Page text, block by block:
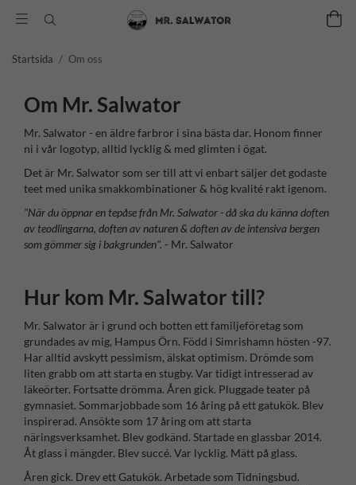
Startsida / Om oss
Om Mr. Salwator
Mr. Salwator - en äldre farbror i sina bästa dar. Honom finner
ni i vår logotyp, alltid lycklig & med glimten i ögat.
Det är Mr. Salwator som ser till att vi enbart säljer det godaste
teet med unika smakkombinationer & hög kvalité rakt igenom.
"När du öppnar en tepåse från Mr. Salwator - då ska du känna doften
av teodlingarna, doften av naturen & doften av de intensiva bergen
som gömmer sig i bakgrunden". - Mr. Salwator
Hur kom Mr. Salwator till?
Mr. Salwator är i grund och botten ett familjeföretag som
grundades av mig, Hampus Örn. Född i Simrishamn hösten -97.
Har alltid avskytt pessimism, älskat optimism. Drömde som
liten grabb om att starta en stugby. Var tidigt intresserad av
läkeörter. Fortsatte drömma. Åren gick. Pluggade teater på
gymnasiet. Sommarjobbade som 16 åring på ett gatukök. Blev
inspirerad. Ansökte som 17 åring om att starta
näringsverksamhet. Blev godkänd. Startade en glassbar 2014.
Åt glass i mängder. Blev succé. Var lycklig. Mätt på glass.
Åren gick. Drev ett Gatukök. Arbetade som Tidningsbud.